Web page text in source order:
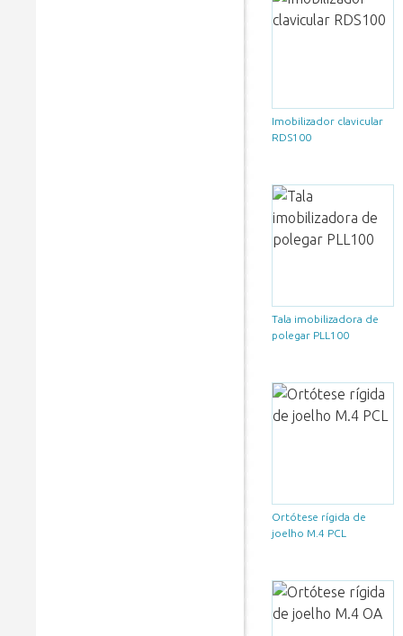
Imobilizador clavicular
RDS100
Tala imobilizadora de
polegar PLL100
Ortótese rígida de
joelho M.4 PCL